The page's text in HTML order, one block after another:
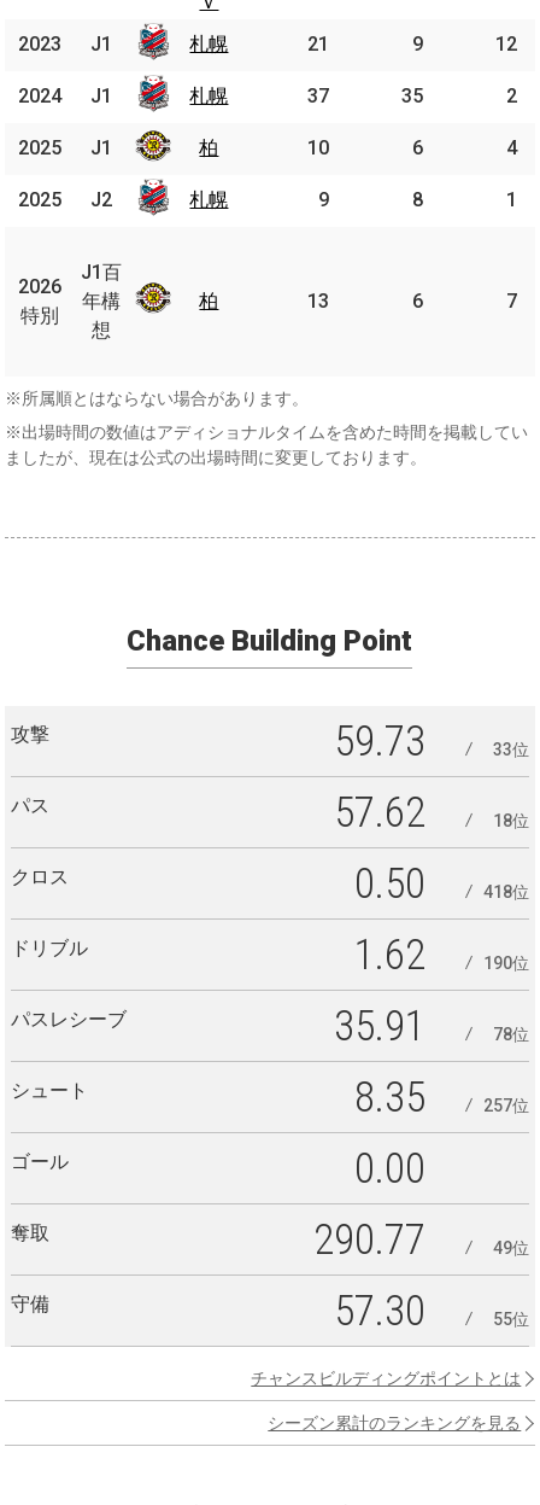
2023
札幌 21 9 12
2024 札幌 37 35 2
2025 柏 10 6 4
2025 札幌 9 8 1
2026
特別
百
年
柏 13 6 7
2023
J1 札幌
2024 J1 札幌
2025 J1 柏
2025 J2 札幌
2026
特別
J1百
年構
想
柏
※所属順とはならない場合があります。
※出場時間の数値はアディショナルタイムを含めた時間を掲載してい
ましたが、現在は公式の出場時間に変更しております。
Chance Building Point
攻撃 59.73 33位
パス 57.62 18位
クロス 0.50 418位
ドリブル 1.62 190位
パスレシーブ 35.91 78位
シュート 8.35 257位
ゴール 0.00
奪取 290.77 49位
守備 57.30 55位
チャンスビルディングポイントとは
シーズン累計のランキングを見る